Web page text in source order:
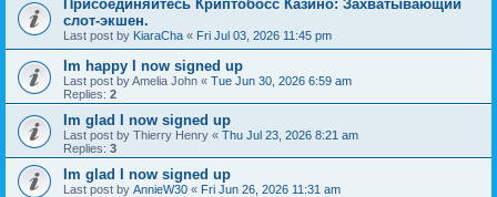
Присоединяйтесь Криптобосс Казино: Захватывающий
слот-экшен.
Last post by KiaraCha « Fri Jul 03, 2026 11:45 pm
Im happy I now signed up
Last post byAmelia John « Tue Jun 30, 2026 6:59 am
Replies: 2
Im glad I now signed up
Last post by Thierry Henry « Thu Jul 23, 2026 8:21 am
Replies: 3
Im glad I now signed up
Last post by AnnieW30 « Fri Jun 26, 2026 11:31 am